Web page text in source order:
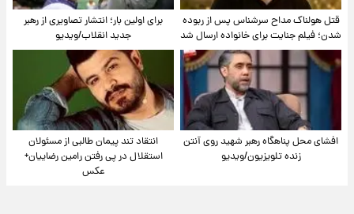
قتل هولناک مداح سرشناس پس از ربوده
شدن؛ فیلم جنایت برای خانواده ارسال شد
برای اولین بار؛ انتشار تصاویری از رهبر
جدید انقلاب/ویدیو
افشای محل پناهگاه‌ رهبر شهید روی آنتن
زنده تلویزیون/ویدیو
انتقاد تند پیمان طالبی از مسئولان
استقلال در پی رفتن رامین رضاییان+
عکس